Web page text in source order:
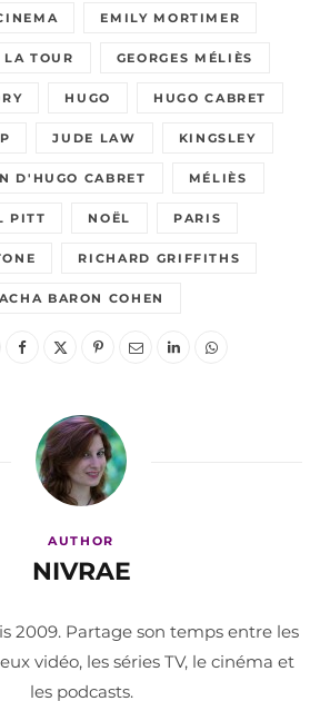
EMILY MORTIMER
LA TOUR GEORGES MÉLIÈS
HUGO HUGO CABRET
JUDE LAW KINGSLEY
D'HUGO CABRET MÉLIÈS
PITT NOËL PARIS
RICHARD GRIFFITHS
BARON COHEN
AUTHOR
NIVRAE
2009. Partage son temps entre les
vidéo, les séries TV, le cinéma et
les podcasts.